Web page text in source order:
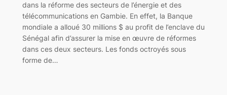
dans la réforme des secteurs de l’énergie et des
télécommunications en Gambie. En effet, la Banque
mondiale a alloué 30 millions $ au profit de l’enclave du
Sénégal afin d’assurer la mise en œuvre de réformes
dans ces deux secteurs. Les fonds octroyés sous
forme de…